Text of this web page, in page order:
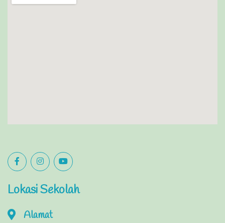
Lokasi Sekolah
Alamat